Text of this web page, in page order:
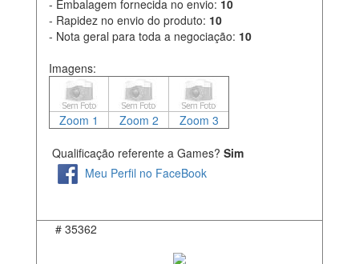
- Embalagem fornecida no envio: 10
- Rapidez no envio do produto: 10
- Nota geral para toda a negociação: 10
Imagens:
Zoom 1 Zoom 2 Zoom 3
Qualificação referente a Games? Sim
Meu Perfil no FaceBook
# 35362